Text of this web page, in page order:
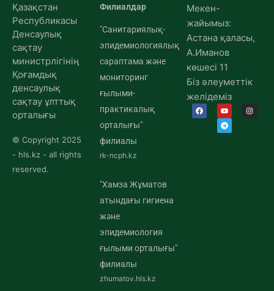
Қазақстан
Республикасы
Денсаулық
сақтау
министрлігінің
Қоғамдық
денсаулық
сақтау ұлттық
орталығы
© Copyright 2025
- hls.kz - all rights
reserved.
Филиалдар
"Санитариялық-
эпидемиологиялық
сараптама және
мониторинг
ғылыми-
практикалық
орталығы"
филиалы
rk-ncph.kz
"Хамза Жұматов
атындағы гигиена
және
эпидемиология
ғылыми орталығы"
филиалы
zhumatov.hls.kz
Мекен-
жайымыз:
Астана қаласы,
А.Иманов
көшесі 11
Біз әлеуметтік
желідеміз